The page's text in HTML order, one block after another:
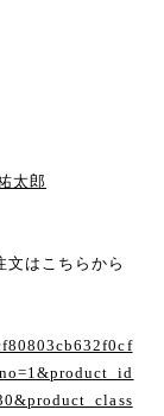
太郎
はこちらから